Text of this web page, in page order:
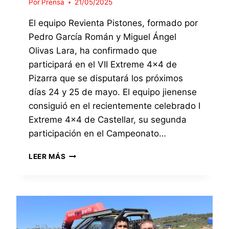
2
2
5
4
4
D
E
A
Z
A
2
2
E
U
N
D
C
L
A
S
I
F
I
A
N
L
A
Por Prensa 21/05/2025
El equipo Revienta Pistones, formado por
Pedro García Román y Miguel Ángel
Olivas Lara, ha confirmado que
participará en el VII Extreme 4×4 de
Pizarra que se disputará los próximos
días 24 y 25 de mayo. El equipo jienense
consiguió en el recientemente celebrado I
Extreme 4×4 de Castellar, su segunda
participación en el Campeonato…
LEER MÁS E
U
P